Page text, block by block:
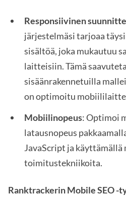
Responsiivinen
järjestelmäsi tarjoaa
sisältöä, joka mukautuu
laitteisiin. Tämä
sisäänrakennetuilla
on optimoitu
Mobiilinopeus: Optimoi
latausnopeus
JavaScript ja käyttämällä
toimitustekniikoita.
Ranktrackerin Mobile SEO -